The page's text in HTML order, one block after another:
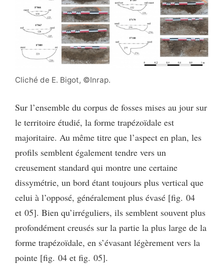
Cliché de E. Bigot, ©Inrap.
Sur l’ensemble du corpus de fosses mises au jour sur
le territoire étudié, la forme trapézoïdale est
majoritaire. Au même titre que l’aspect en plan, les
profils semblent également tendre vers un
creusement standard qui montre une certaine
dissymétrie, un bord étant toujours plus vertical que
celui à l’opposé, généralement plus évasé [fig. 04
et 05]. Bien qu’irréguliers, ils semblent souvent plus
profondément creusés sur la partie la plus large de la
forme trapézoïdale, en s’évasant légèrement vers la
pointe [fig. 04 et fig. 05].